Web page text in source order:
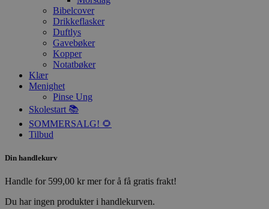
Bibelcover
Drikkeflasker
Duftlys
Gavebøker
Kopper
Notatbøker
Klær
Menighet
Pinse Ung
Skolestart 📚
SOMMERSALG! 🌻
Tilbud
Din handlekurv
Handle for 599,00 krmer for å få gratis frakt!
Du har ingen produkter i handlekurven.